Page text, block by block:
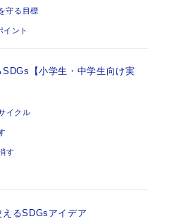
守る目標
イント
【小学生・中学生向け実
イクル
す
るSDGsアイデア